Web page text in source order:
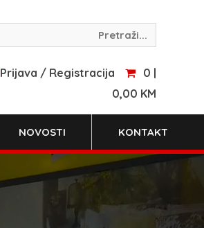
Prijava / Registracija
0 |
0,00 KM
NOVOSTI KONTAKT